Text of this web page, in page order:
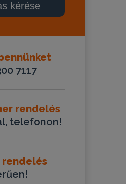
kérése
7117
rendelés
telefonon!
rendelés